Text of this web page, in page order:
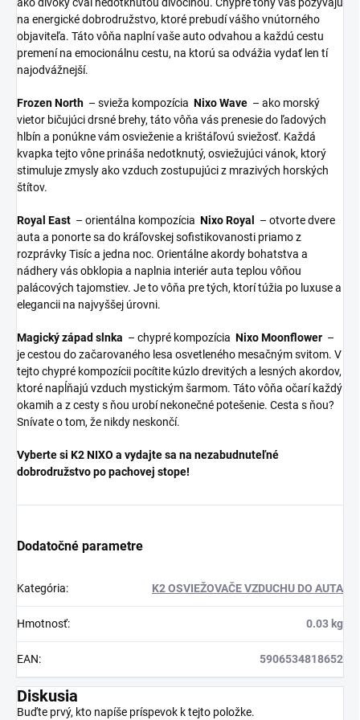
na energické dobrodružstvo, ktoré prebudí vášho vnútorného
objaviteľa. Táto vôňa naplní vaše auto odvahou a každú cestu
premení na emocionálnu cestu, na ktorú sa odvážia vydať len tí
najodvážnejší.
FrozenNorth – svieža kompozícia Nixo Wave – ako morský
vietor bičujúci drsné brehy, táto vôňa vás prenesie do ľadových
hlbín a ponúkne vám osvieženie a krištáľovú sviežosť. Každá
kvapka tejto vône prináša nedotknutý, osviežujúci vánok, ktorý
stimuluje zmysly ako vzduch zostupujúci z mrazivých horských
štítov.
Royal East – orientálna kompozícia Nixo Royal
– otvorte dvere
auta a ponorte sa do kráľovskej sofistikovanosti priamo z
rozprávky Tisíc a jedna noc. Orientálne akordy bohatstva a
nádhery vás obklopia a naplnia interiér auta teplou vôňou
palácových tajomstiev. Je to vôňa pre tých, ktorí túžia po luxuse a
elegancii na najvyššej úrovni.
Magický západ slnka – chypré kompozícia Nixo Moonflower –
je cestou do začarovaného lesa osvetleného mesačným svitom. V
tejto chypré kompozícii pocítite kúzlo drevitých a lesných akordov,
ktoré napĺňajú vzduch mystickým šarmom. Táto vôňa očarí každý
okamih a z cesty s ňou urobí nekonečné potešenie. Cesta s ňou?
Snívate o tom, že nikdy neskončí.
Vyberte si K2 NIXO a vydajte sa na nezabudnuteľné
dobrodružstvo po pachovej stope!
Dodatočné parametre
Kategória: K2 OSVIEŽOVAČE VZDUCHU DO AUTA
Hmotnosť: 0.03 kg
EAN: 5906534818652
Diskusia
Buďte prvý, kto napíše príspevok k tejto položke.